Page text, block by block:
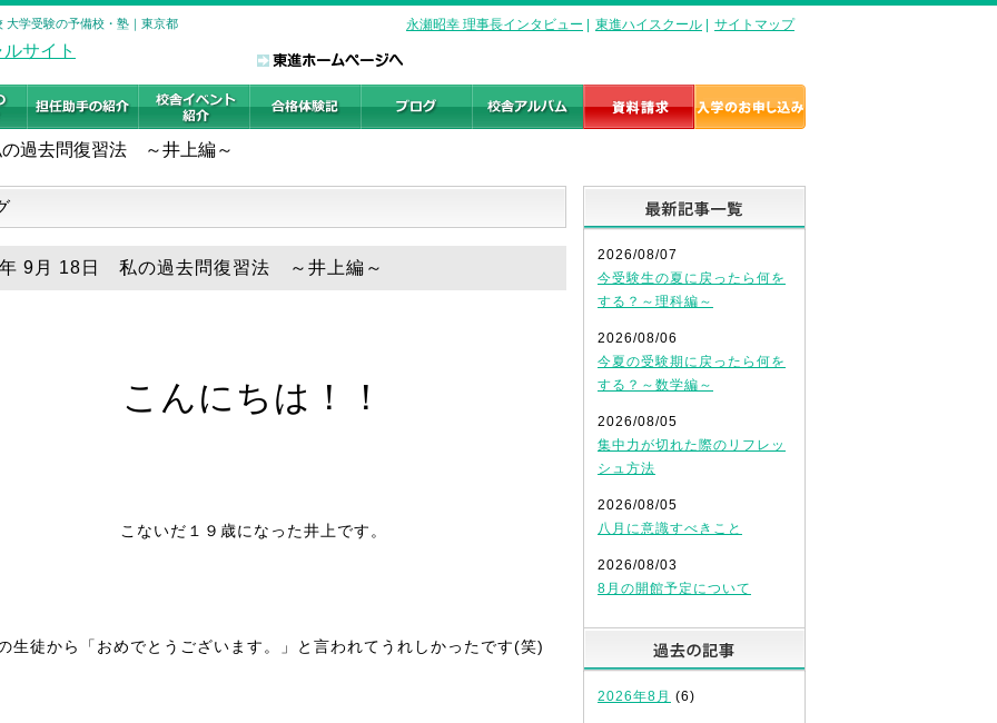
大学受験の予備校・塾｜東京都 永瀬昭幸 理事長インタビュー 東進ハイスクール サイトマップ
過去問復習法 ～井上編～
9月 18日 私の過去問復習法 ～井上編～
こんにちは！！
こないだ１９歳になった井上です。
生徒から「おめでとうございます。」と言われてうれしかったです(笑)
2026/08/07
今受験生の夏に戻ったら何を
する？～理科編～
2026/08/06
今夏の受験期に戻ったら何を
する？～数学編～
2026/08/05
集中力が切れた際のリフレッ
シュ方法
2026/08/05
八月に意識すべきこと
2026/08/03
8月の開館予定について
2026年8月 (6)